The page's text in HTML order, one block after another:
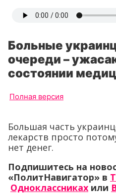
Больные
очереди –
состоянии
Полная версия
Большая часть
лекарств просто
нет денег.
Подпишитесь на
«ПолитНавигатор» в
Одноклассниках или